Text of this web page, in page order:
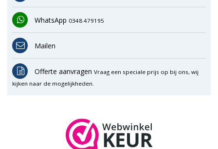
WhatsApp 0348 479195
Mailen
Offerte aanvragen Vraag een speciale prijs op bij ons, wij
kijken naar de mogelijkheden.